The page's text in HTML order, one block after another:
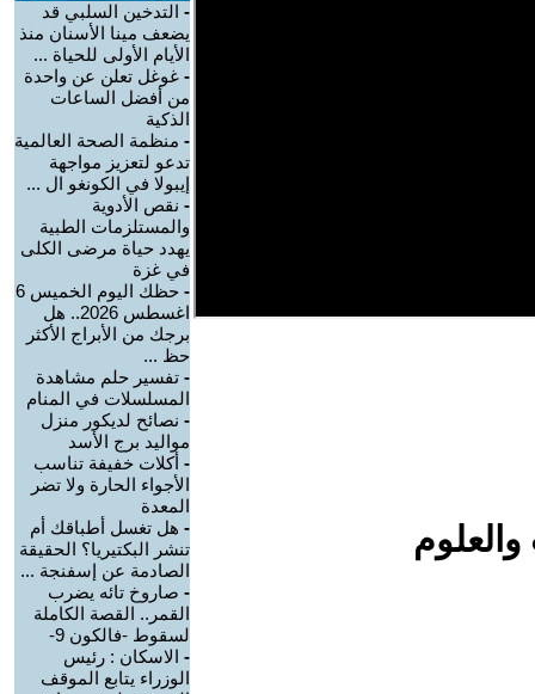
- التدخين السلبي قد
يضعف مينا الأسنان منذ
الأيام الأولى للحياة ...
- غوغل تعلن عن واحدة
من أفضل الساعات
الذكية
- منظمة الصحة العالمية
تدعو لتعزيز مواجهة
إيبولا في الكونغو ال ...
- نقص الأدوية
والمستلزمات الطبية
يهدد حياة مرضى الكلى
في غزة
-
حظك اليوم الخميس 6
اغسطس 2026.. هل
برجك من الأبراج الأكثر
حظ ...
- تفسير حلم مشاهدة
المسلسلات في المنام
- نصائح لديكور منزل
مواليد برج الأسد‎
- أكلات خفيفة تناسب
الأجواء الحارة ولا تضر
المعدة
- هل تغسل أطباقك أم
تنشر البكتيريا؟ الحقيقة
الصادمة عن إسفنجة ...
- صاروخ تائه يضرب
القمر.. القصة الكاملة
لسقوط -فالكون 9-
- الاسكان : رئيس
الوزراء يتابع الموقف